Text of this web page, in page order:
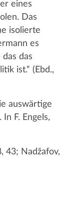
eines
Das
isolierte
es
das
ist.“ (Ebd.,
auswärtige
F. Engels,
43; Nadžafov,